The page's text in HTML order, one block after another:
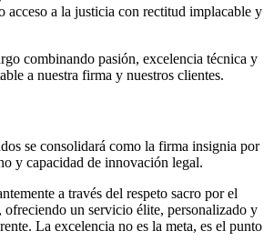
acceso a la justicia con rectitud implacable y
combinando pasión, excelencia técnica y
a nuestra firma y nuestros clientes.
se consolidará como la firma insignia por
y capacidad de innovación legal.
a través del respeto sacro por el
un servicio élite, personalizado y
La excelencia no es la meta, es el punto